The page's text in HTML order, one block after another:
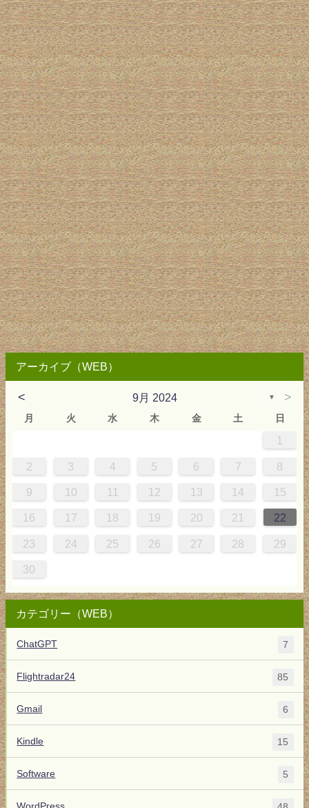
アーカイブ（WEB）
< 9月 2024 ▼ >
月 火 水 木 金 土 日
1
2 3 4 5 6 7 8
9 10 11 12 13 14 15
16 17 18 19 20 21 22
23 24 25 26 27 28 29
30
カテゴリー（WEB）
ChatGPT 7
Flightradar24 85
Gmail 6
Kindle 15
Software 5
WordPress